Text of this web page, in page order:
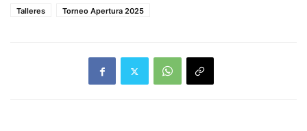
Talleres
Torneo Apertura 2025